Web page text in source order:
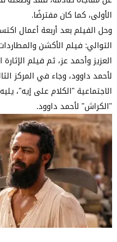
الأولى، كما كان مفترضًا.
وحل الفيلم بعد أربعة أعمال
التوالي: فيلم الأكشن
العزيز وأحمد عز، ثم فيلم
لأحمد داوود، وجاء في المركز
الاجتماعية "الكلام على إيه"،
"الكراش" لأحمد داوود.